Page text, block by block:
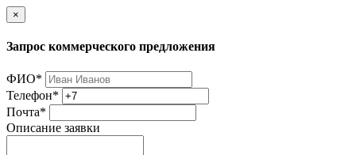
×
Запрос коммерческого предложения
ФИО*
Телефон*
Почта*
Описание заявки